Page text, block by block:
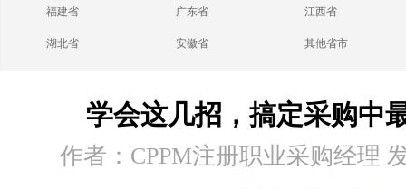
福建省 广东省 江西省
湖北省 安徽省 其他省市
学会这几招，搞定采购中
作者：CPPM注册职业采购经理